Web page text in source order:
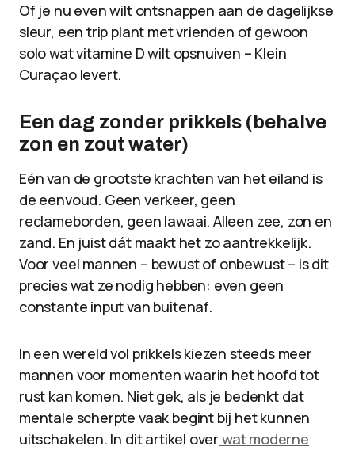
Of je nu even wilt ontsnappen aan de dagelijkse
sleur, een trip plant met vrienden of gewoon
solo wat vitamine D wilt opsnuiven – Klein
Curaçao levert.
Een dag zonder prikkels (behalve
zon en zout water)
Eén van de grootste krachten van het eiland is
de eenvoud. Geen verkeer, geen
reclameborden, geen lawaai. Alleen zee, zon en
zand. En juist dát maakt het zo aantrekkelijk.
Voor veel mannen – bewust of onbewust – is dit
precies wat ze nodig hebben: even geen
constante input van buitenaf.
In een wereld vol prikkels kiezen steeds meer
mannen voor momenten waarin het hoofd tot
rust kan komen. Niet gek, als je bedenkt dat
mentale scherpte vaak begint bij het kunnen
uitschakelen. In dit artikel over wat moderne